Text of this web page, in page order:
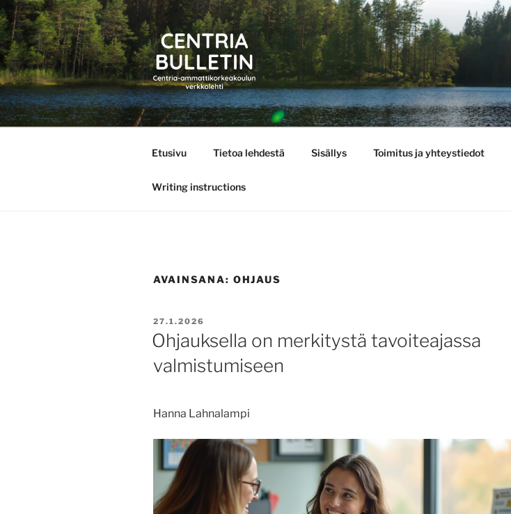
Siirry
sisältöön
CENTRIA BULLETIN
Etusivu Tietoa lehdestä Sisällys Toimitus ja yhteystiedot
Writing instructions
AVAINSANA: OHJAUS
JULKAISTU
27.1.2026
Ohjauksella on merkitystä tavoiteajassa
valmistumiseen
Hanna Lahnalampi